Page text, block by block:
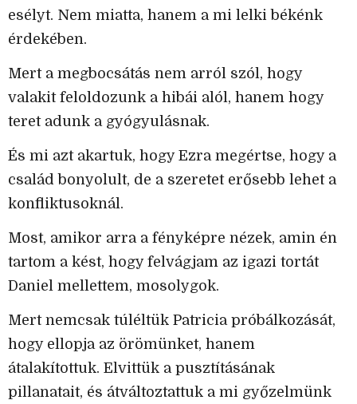
esélyt. Nem miatta, hanem a mi lelki békénk
érdekében.
Mert a megbocsátás nem arról szól, hogy
valakit feloldozunk a hibái alól, hanem hogy
teret adunk a gyógyulásnak.
És mi azt akartuk, hogy Ezra megértse, hogy a
család bonyolult, de a szeretet erősebb lehet a
konfliktusoknál.
Most, amikor arra a fényképre nézek, amin én
tartom a kést, hogy felvágjam az igazi tortát
Daniel mellettem, mosolygok.
Mert nemcsak túléltük Patricia próbálkozását,
hogy ellopja az örömünket, hanem
átalakítottuk. Elvittük a pusztításának
pillanatait, és átváltoztattuk a mi győzelmünk